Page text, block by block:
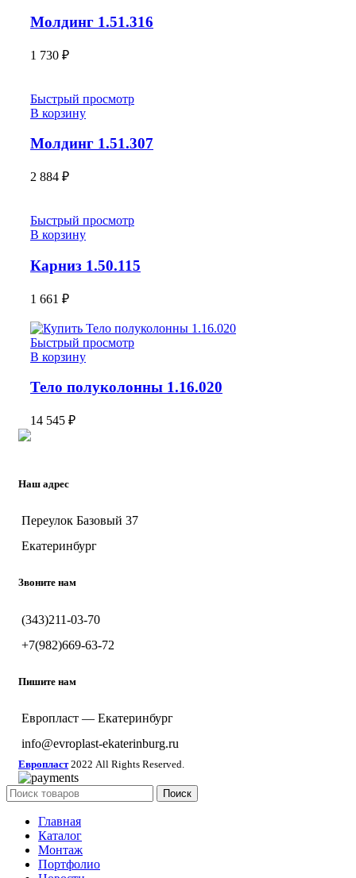
Молдинг 1.51.316
1 730 ₽
Быстрый просмотр
В корзину
Молдинг 1.51.307
2 884 ₽
Быстрый просмотр
В корзину
Карниз 1.50.115
1 661 ₽
Быстрый просмотр
В корзину
Тело полуколонны 1.16.020
14 545 ₽
Наш адрес
Переулок Базовый 37
Екатеринбург
Звоните нам
(343)211-03-70
+7(982)669-63-72
Пишите нам
Европласт — Екатеринбург
info@evroplast-ekaterinburg.ru
Европласт 2022 All Rights Reserved.
Поиск
Главная
Каталог
Монтаж
Портфолио